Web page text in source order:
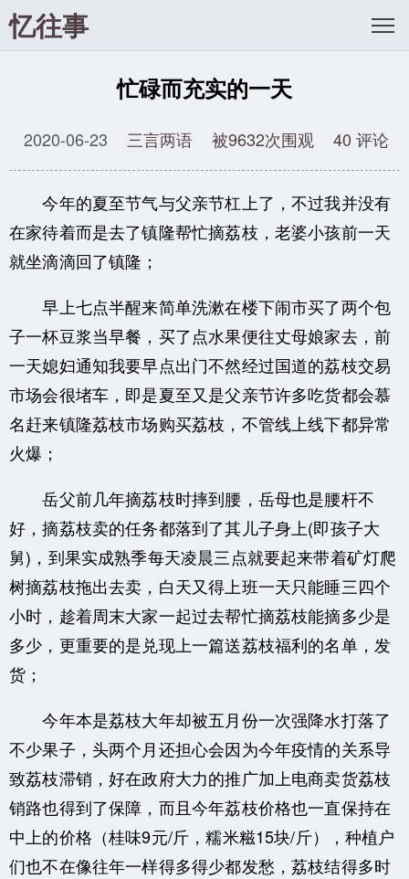
忆往事
忙碌而充实的一天
2020-06-23 三言两语 被9632次围观 40 评论
今年的夏至节气与父亲节杠上了，不过我并没有
在家待着而是去了镇隆帮忙摘荔枝，老婆小孩前一天
就坐滴滴回了镇隆；
早上七点半醒来简单洗漱在楼下闹市买了两个包
子一杯豆浆当早餐，买了点水果便往丈母娘家去，前
一天媳妇通知我要早点出门不然经过国道的荔枝交易
市场会很堵车，即是夏至又是父亲节许多吃货都会慕
名赶来镇隆荔枝市场购买荔枝，不管线上线下都异常
火爆；
岳父前几年摘荔枝时摔到腰，岳母也是腰杆不
好，摘荔枝卖的任务都落到了其儿子身上(即孩子大
舅)，到果实成熟季每天凌晨三点就要起来带着矿灯爬
树摘荔枝拖出去卖，白天又得上班一天只能睡三四个
小时，趁着周末大家一起过去帮忙摘荔枝能摘多少是
多少，更重要的是兑现上一篇送荔枝福利的名单，发
货；
今年本是荔枝大年却被五月份一次强降水打落了
不少果子，头两个月还担心会因为今年疫情的关系导
致荔枝滞销，好在政府大力的推广加上电商卖货荔枝
销路也得到了保障，而且今年荔枝价格也一直保持在
中上的价格（桂味9元/斤，糯米糍15块/斤），种植户
们也不在像往年一样得多得少都发愁，荔枝结得多时